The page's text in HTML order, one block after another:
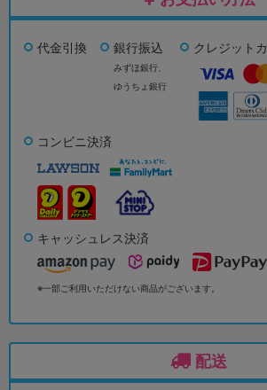
代金引換 銀行振込
みずほ銀行、
ゆうちょ銀行
クレジット
コンビニ決済
キャッシュレス決済
※一部ご利用いただけない商品がございます。
配送